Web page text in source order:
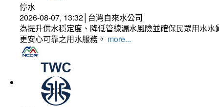
停水
2026-08-07, 13:32│台灣自來水公司
為提升供水穩定度、降低管線漏水風險並確保民眾用水
更安心可靠之用水服務。 more...